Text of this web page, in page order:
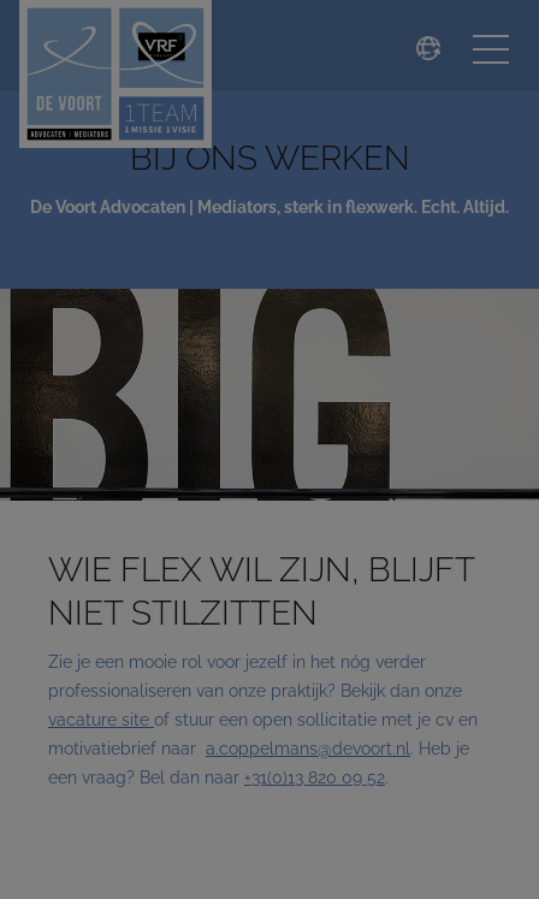
BIJ ONS WERKEN
De Voort Advocaten | Mediators, sterk in flexwerk. Echt. Altijd.
WIE FLEX WIL ZIJN, BLIJFT
NIET STILZITTEN
Zie je een mooie rol voor jezelf in het nóg verder
professionaliseren van onze praktijk? Bekijk dan onze
vacature site of stuur een open sollicitatie met je cv en
motivatiebrief naar a.coppelmans@devoort.nl
. Heb je
een vraag? Bel dan naar +31(0)13 820 09 52